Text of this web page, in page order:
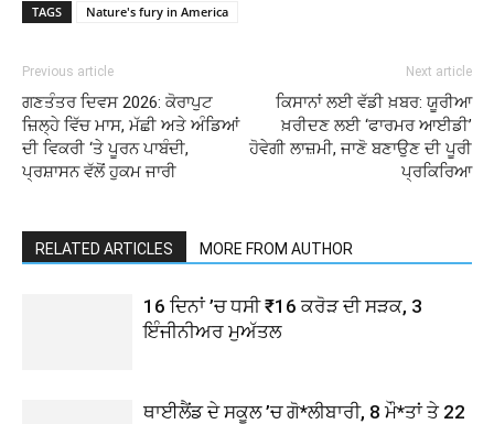
TAGS Nature's fury in America
Previous article
ਗਣਤੰਤਰ ਦਿਵਸ 2026: ਕੋਰਾਪੁਟ
ਜ਼ਿਲ੍ਹੇ ਵਿੱਚ ਮਾਸ, ਮੱਛੀ ਅਤੇ ਅੰਡਿਆਂ
ਦੀ ਵਿਕਰੀ ‘ਤੇ ਪੂਰਨ ਪਾਬੰਦੀ,
ਪ੍ਰਸ਼ਾਸਨ ਵੱਲੋਂ ਹੁਕਮ ਜਾਰੀ
Next article
ਕਿਸਾਨਾਂ ਲਈ ਵੱਡੀ ਖ਼ਬਰ: ਯੂਰੀਆ
ਖ਼ਰੀਦਣ ਲਈ ‘ਫਾਰਮਰ ਆਈਡੀ’
ਹੋਵੇਗੀ ਲਾਜ਼ਮੀ, ਜਾਣੋ ਬਣਾਉਣ ਦੀ ਪੂਰੀ
ਪ੍ਰਕਿਰਿਆ
RELATED ARTICLES MORE FROM AUTHOR
16 ਦਿਨਾਂ ’ਚ ਧਸੀ ₹16 ਕਰੋੜ ਦੀ ਸੜਕ, 3
ਇੰਜੀਨੀਅਰ ਮੁਅੱਤਲ
ਥਾਈਲੈਂਡ ਦੇ ਸਕੂਲ ’ਚ ਗੋ*ਲੀਬਾਰੀ, 8 ਮੌ*ਤਾਂ ਤੇ 22